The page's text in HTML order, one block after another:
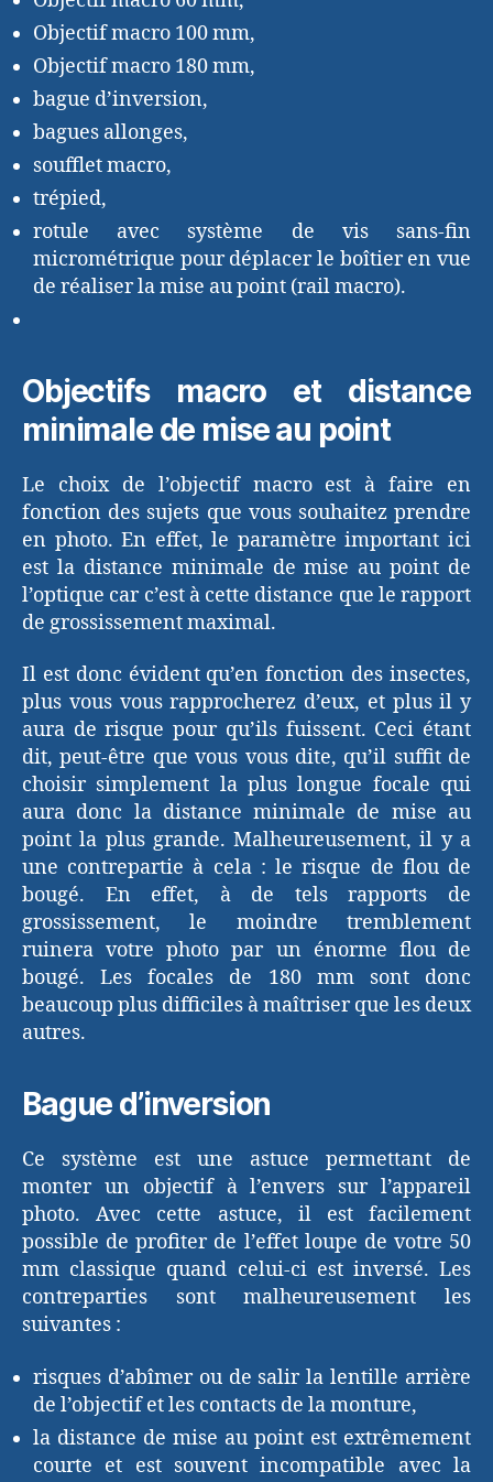
Objectif macro 100 mm,
Objectif macro 180 mm,
bague d’inversion,
bagues allonges,
soufflet macro,
trépied,
rotule avec système de vis sans-fin
micrométrique pour déplacer le boîtier en vue
de réaliser la mise au point (rail macro).
Objectifs macro et distance
minimale de mise au point
Le choix de l’objectif macro est à faire en
fonction des sujets que vous souhaitez prendre
en photo. En effet, le paramètre important ici
est la distance minimale de mise au point de
l’optique car c’est à cette distance que le rapport
de grossissement maximal.
Il est donc évident qu’en fonction des insectes,
plus vous vous rapprocherez d’eux, et plus il y
aura de risque pour qu’ils fuissent. Ceci étant
dit, peut-être que vous vous dite, qu’il suffit de
choisir simplement la plus longue focale qui
aura donc la distance minimale de mise au
point la plus grande. Malheureusement, il y a
une contrepartie à cela : le risque de flou de
bougé. En effet, à de tels rapports de
grossissement, le moindre tremblement
ruinera votre photo par un énorme flou de
bougé. Les focales de 180 mm sont donc
beaucoup plus difficiles à maîtriser que les deux
autres.
Bague d’inversion
Ce système est une astuce permettant de
monter un objectif à l’envers sur l’appareil
photo. Avec cette astuce, il est facilement
possible de profiter de l’effet loupe de votre 50
mm classique quand celui-ci est inversé. Les
contreparties sont malheureusement les
suivantes :
risques d’abîmer ou de salir la lentille arrière
de l’objectif et les contacts de la monture,
la distance de mise au point est extrêmement
courte et est souvent incompatible avec la